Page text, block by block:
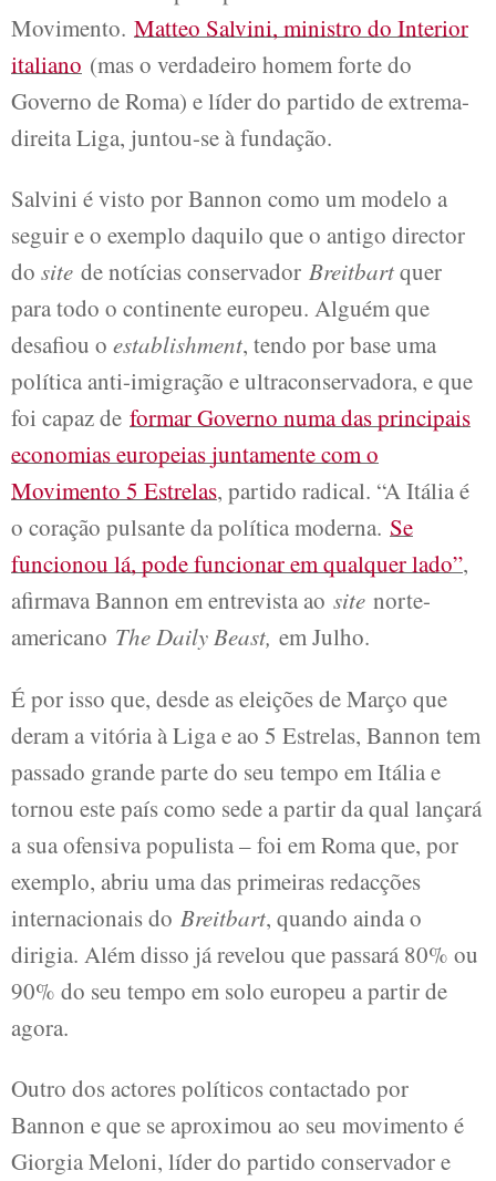
Movimento. Matteo Salvini, ministro do Interior
italiano (mas o verdadeiro homem forte do
Governo de Roma) e líder do partido de extrema-
direita Liga, juntou-se à fundação.
Salvini é visto por Bannon como um modelo a
seguir e o exemplo daquilo que o antigo director
do site de notícias conservador Breitbartquer
para todo o continente europeu. Alguém que
desafiou o establishment, tendo por base uma
política anti-imigração e ultraconservadora, e que
foi capaz de formar Governo numa das principais
economias europeias juntamente com o
Movimento 5 Estrelas, partido radical. “A Itália é
o coração pulsante da política moderna. Se
funcionou lá, pode funcionar em qualquer lado”,
afirmava Bannon em entrevista ao site norte-
americano The Daily Beast, em Julho.
É por isso que, desde as eleições de Março que
deram a vitória à Liga e ao 5 Estrelas, Bannon tem
passado grande parte do seu tempo em Itália e
tornou este país como sede a partir da qual lançará
a sua ofensiva populista – foi em Roma que, por
exemplo, abriu uma das primeiras redacções
internacionais do Breitbart, quando ainda o
dirigia. Além disso já revelou que passará 80% ou
90% do seu tempo em solo europeu a partir de
agora.
Outro dos actores políticos contactado por
Bannon e que se aproximou ao seu movimento é
Giorgia Meloni, líder do partido conservador e